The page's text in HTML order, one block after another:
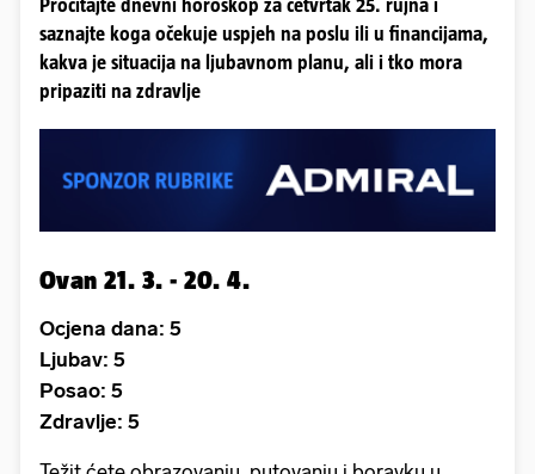
Pročitajte dnevni horoskop za četvrtak 25. rujna i
saznajte koga očekuje uspjeh na poslu ili u financijama,
kakva je situacija na ljubavnom planu, ali i tko mora
pripaziti na zdravlje
Ovan 21. 3. - 20. 4.
Ocjena dana: 5
Ljubav: 5
Posao: 5
Zdravlje: 5